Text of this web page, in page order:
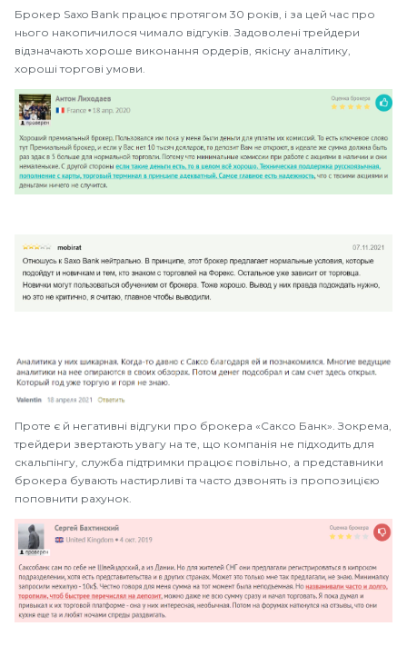
Брокер Saxo Bank працює протягом 30 років, і за цей час про
нього накопичилося чимало відгуків. Задоволені трейдери
відзначають хороше виконання ордерів, якісну аналітику,
хороші торгові умови.
Проте є й негативні відгуки про брокера «Саксо Банк». Зокрема,
трейдери звертають увагу на те, що компанія не підходить для
скальпінгу, служба підтримки працює повільно, а представники
брокера бувають настирливі та часто дзвонять із пропозицією
поповнити рахунок.